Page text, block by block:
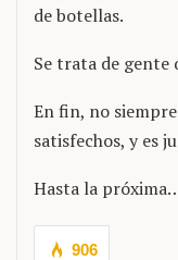
de botellas.
Se trata de gente
En fin, no
satisfechos, y es
Hasta la
906